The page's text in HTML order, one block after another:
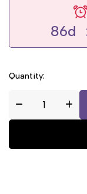
86d
Quantity: